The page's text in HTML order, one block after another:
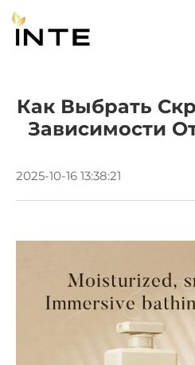
Как Выбрать
Зависимости
2025-10-16 13:38:21